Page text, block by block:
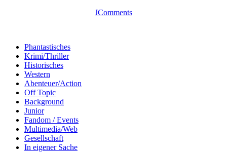
JComments
Phantastisches
Krimi/Thriller
Historisches
Western
Abenteuer/Action
Off Topic
Background
Junior
Fandom / Events
Multimedia/Web
Gesellschaft
In eigener Sache